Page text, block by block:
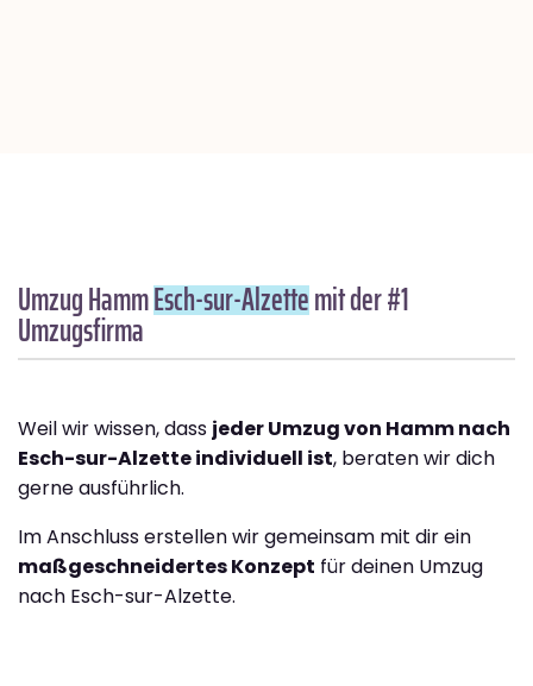
Umzug HammEsch-sur-Alzettemit der #1
Umzugsfirma
Weil wir wissen, dass jeder Umzug von Hamm nach
Esch-sur-Alzette individuell ist, beraten wir dich
gerne ausführlich.
Im Anschluss erstellen wir gemeinsam mit dir ein
maßgeschneidertes Konzept für deinen Umzug
nach Esch-sur-Alzette.